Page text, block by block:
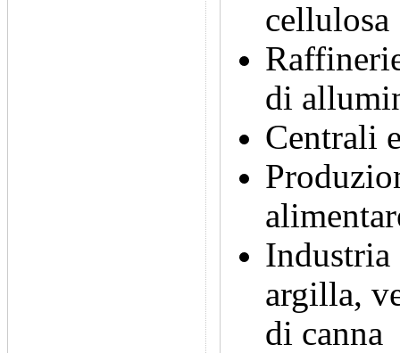
cellulosa
di
Centrali
Industria
argilla,
di canna